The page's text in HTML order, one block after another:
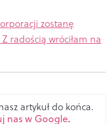
zostanę
radością wróciłam na
artykuł do końca.
nas w Google.